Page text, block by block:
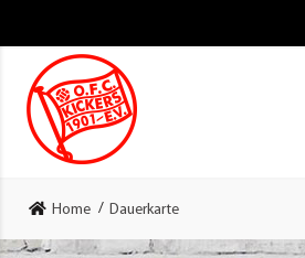
Home Dauerkarte